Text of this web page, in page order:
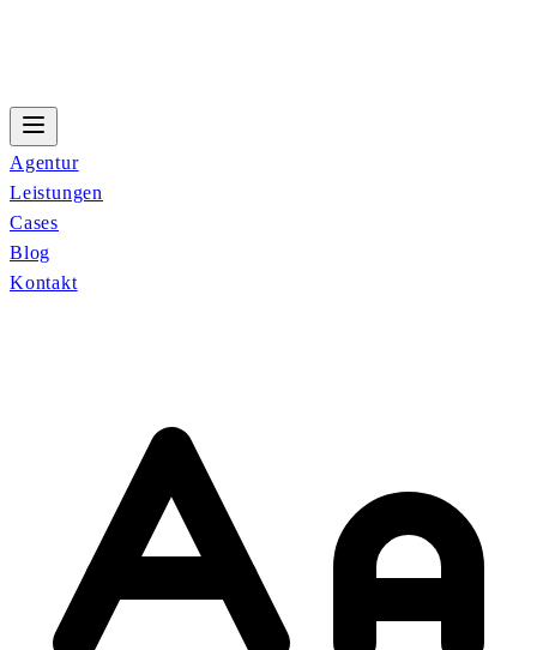
Agentur
Leistungen
Cases
Blog
Kontakt